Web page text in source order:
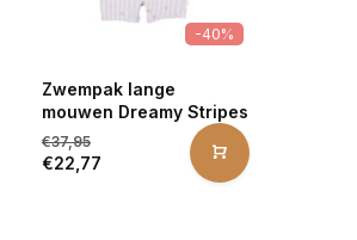
-40%
Zwempak lange
mouwen Dreamy Stripes
€37,95
€22,77